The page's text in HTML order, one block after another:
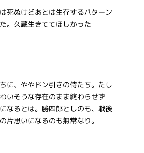
死ぬけどあとは生存するパターン
。久蔵生きててほしかった
に、ややドン引きの侍たち。たし
いそうな存在のまま終わらせず
なるとは。勝四郎としのも、戦後
思いになるのも無常なり。